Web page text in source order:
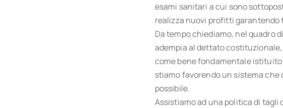
esami sanitari a cui sono
realizza nuovi profitti
Da tempo chiediamo, nel quadro
adempia al dettato
come bene fondamentale
stiamo favorendo un sistema
possibile.
Assistiamo ad una politica di tagli